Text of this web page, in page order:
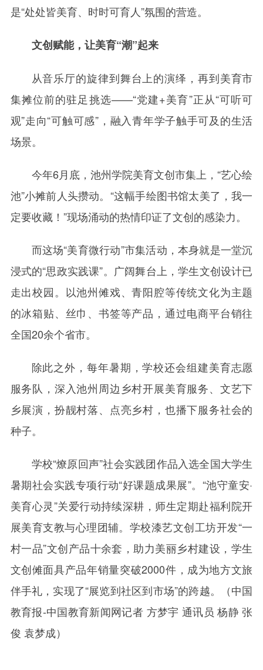
是“处处皆美育、时时可育人”氛围的营造。
文创赋能，让美育“潮”起来
从音乐厅的旋律到舞台上的演绎，再到美育市
集摊位前的驻足挑选——“党建+美育”正从“可听可
观”走向“可触可感”，融入青年学子触手可及的生活
场景。
今年6月底，池州学院美育文创市集上，“艺心绘
池”小摊前人头攒动。“这幅手绘图书馆太美了，我一
定要收藏！”现场涌动的热情印证了文创的感染力。
而这场“美育微行动”市集活动，本身就是一堂沉
浸式的“思政实践课”。广阔舞台上，学生文创设计已
走出校园。以池州傩戏、青阳腔等传统文化为主题
的冰箱贴、丝巾、书签等产品，通过电商平台销往
全国20余个省市。
除此之外，每年暑期，学校还会组建美育志愿
服务队，深入池州周边乡村开展美育服务、文艺下
乡展演，扮靓村落、点亮乡村，也播下服务社会的
种子。
学校“燎原回声”社会实践团作品入选全国大学生
暑期社会实践专项行动“好课题成果展”。“池守童安·
美育心灵”关爱行动持续深耕，师生定期赴福利院开
展美育支教与心理团辅。学校漆艺文创工坊开发“一
村一品”文创产品十余套，助力美丽乡村建设，学生
文创傩面具产品年销量突破2000件，成为地方文旅
伴手礼，实现了“展览到社区到市场”的跨越。（中国
教育报-中国教育新闻网记者 方梦宇 通讯员 杨静 张
俊 袁梦成）